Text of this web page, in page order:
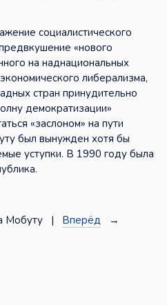
социалистического
«нового
на наднациональных
либерализма,
стран принудительно
демократизации»
«заслоном» на пути
был вынужден хотя бы
уступки. В 1990 году была
Мобуту | Вперёд →